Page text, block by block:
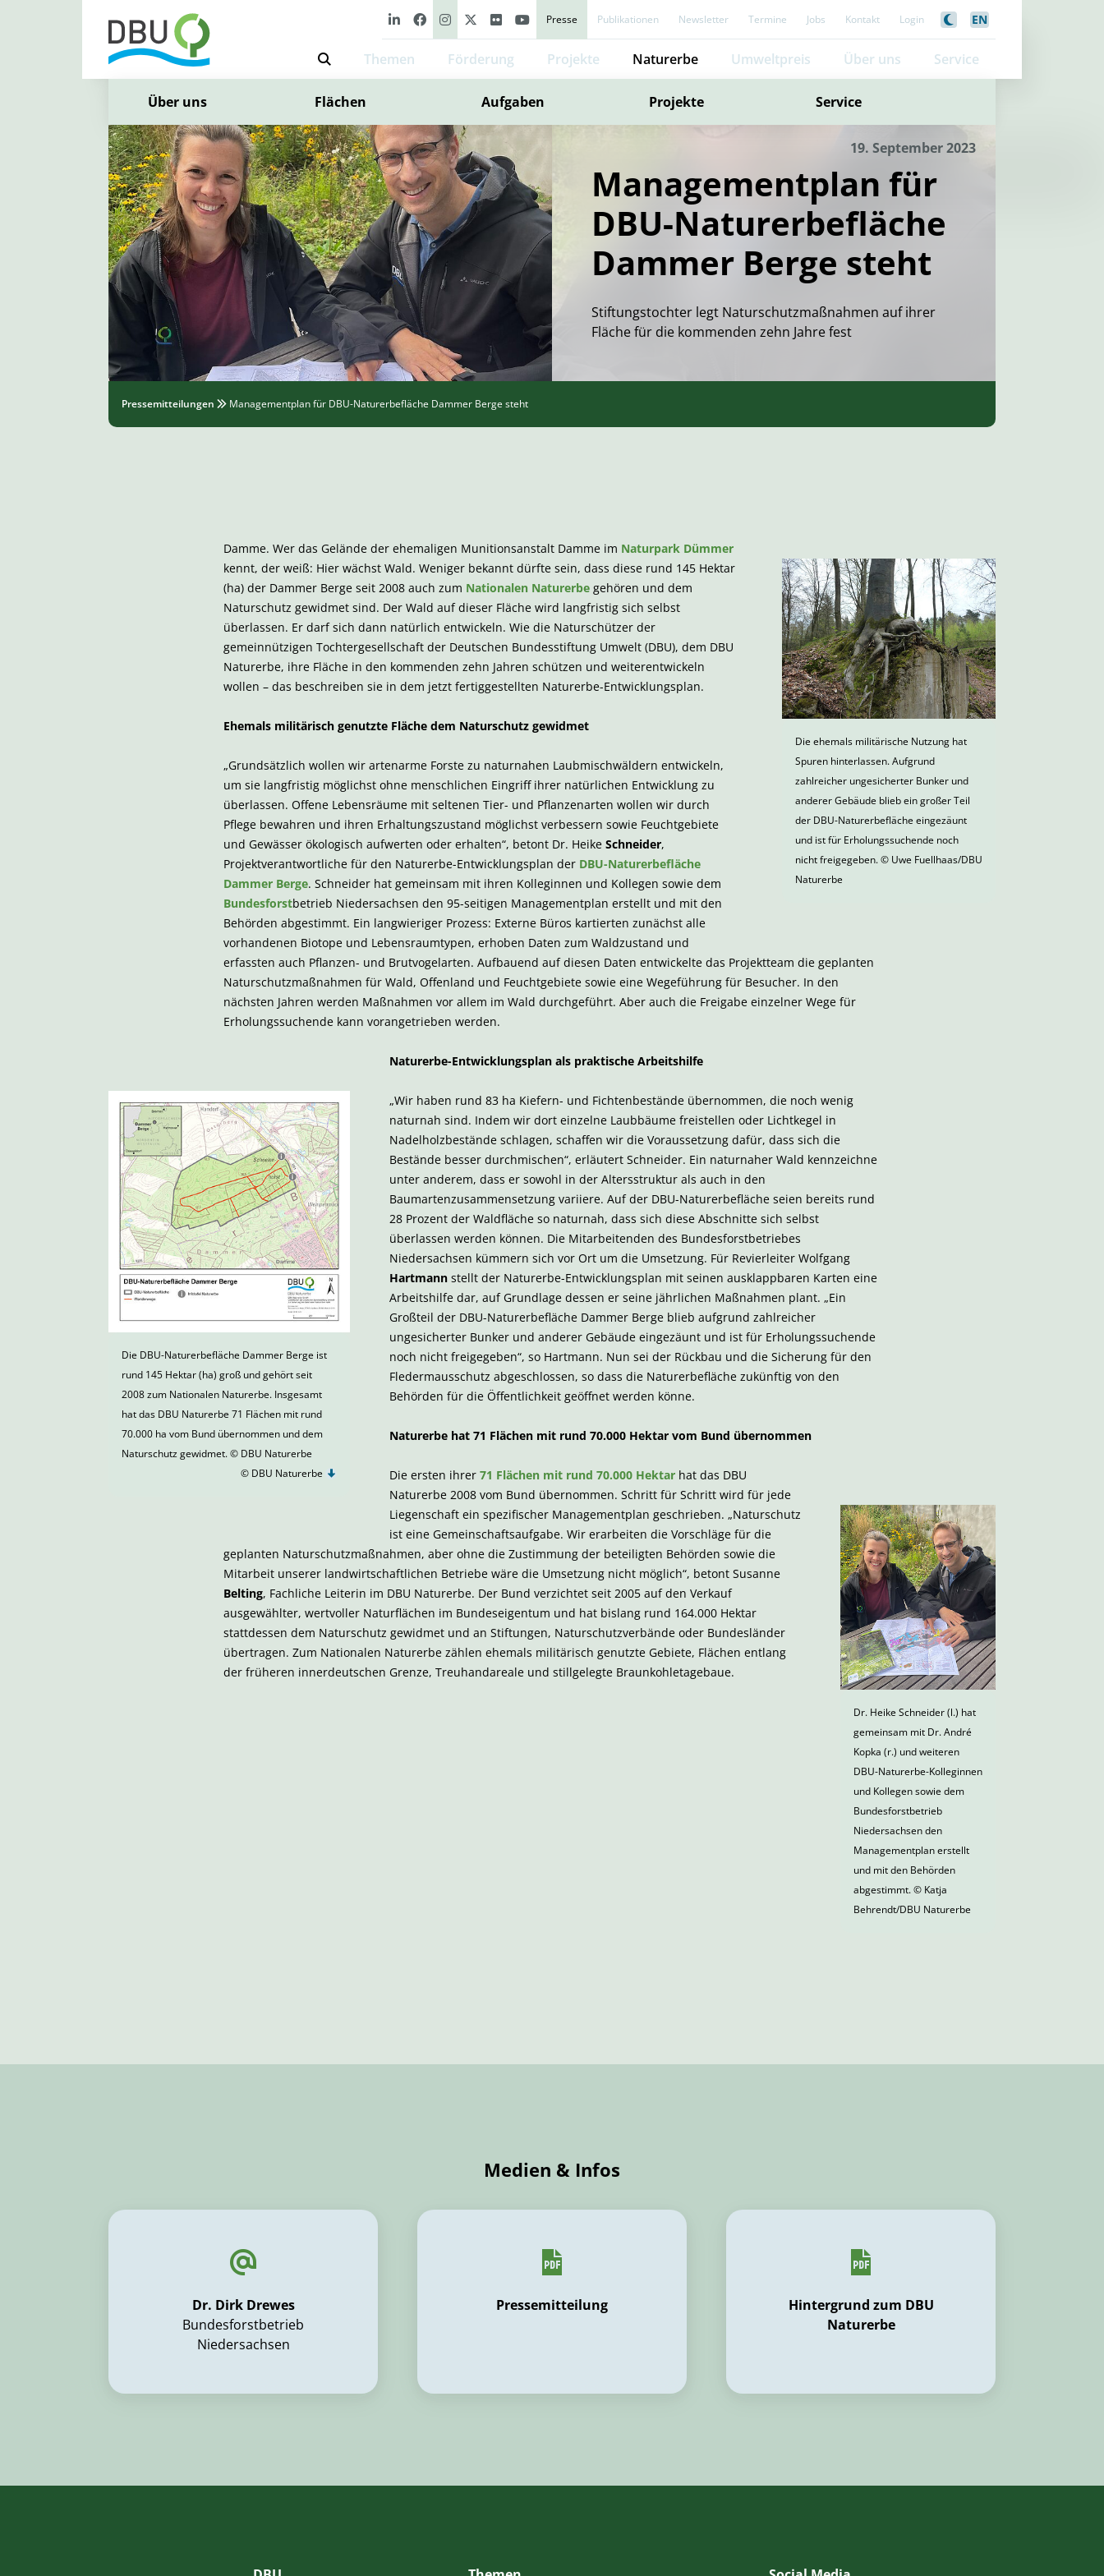
Presse Publikationen Newsletter Termine Jobs Kontakt Login EN
Themen Förderung Projekte Naturerbe
Über uns Flächen Aufgaben Projekte Service
Umweltpreis Über uns Service
19. September 2023
Managementplan für
DBU-Naturerbefläche
Dammer Berge steht
Stiftungstochter legt Naturschutzmaßnahmen auf ihrer
Fläche für die kommenden zehn Jahre fest
Pressemitteilungen Managementplan für DBU-Naturerbefläche Dammer Berge steht
Die ehemals militärische Nutzung hat
Spuren hinterlassen. Aufgrund
zahlreicher ungesicherter Bunker und
anderer Gebäude blieb ein großer Teil
der DBU-Naturerbefläche eingezäunt
und ist für Erholungssuchende noch
nicht freigegeben. © Uwe Fuellhaas/DBU
Naturerbe
Damme. Wer das Gelände der ehemaligen Munitionsanstalt Damme im Naturpark Dümmer
kennt, der weiß: Hier wächst Wald. Weniger bekannt dürfte sein, dass diese rund 145 Hektar
(ha) der Dammer Berge seit 2008 auch zum Nationalen Naturerbe gehören und dem
Naturschutz gewidmet sind. Der Wald auf dieser Fläche wird langfristig sich selbst
überlassen. Er darf sich dann natürlich entwickeln. Wie die Naturschützer der
gemeinnützigen Tochtergesellschaft der Deutschen Bundesstiftung Umwelt (DBU), dem DBU
Naturerbe, ihre Fläche in den kommenden zehn Jahren schützen und weiterentwickeln
wollen – das beschreiben sie in dem jetzt fertiggestellten Naturerbe-Entwicklungsplan.
Ehemals militärisch genutzte Fläche dem Naturschutz gewidmet
„Grundsätzlich wollen wir artenarme Forste zu naturnahen Laubmischwäldern entwickeln,
um sie langfristig möglichst ohne menschlichen Eingriff ihrer natürlichen Entwicklung zu
überlassen. Offene Lebensräume mit seltenen Tier- und Pflanzenarten wollen wir durch
Pflege bewahren und ihren Erhaltungszustand möglichst verbessern sowie Feuchtgebiete
und Gewässer ökologisch aufwerten oder erhalten“, betont Dr. Heike Schneider,
Projektverantwortliche für den Naturerbe-Entwicklungsplan der DBU-Naturerbefläche
Dammer Berge. Schneider hat gemeinsam mit ihren Kolleginnen und Kollegen sowie dem
Bundesforstbetrieb Niedersachsen den 95-seitigen Managementplan erstellt und mit den
Behörden abgestimmt. Ein langwieriger Prozess: Externe Büros kartierten zunächst alle
vorhandenen Biotope und Lebensraumtypen, erhoben Daten zum Waldzustand und
erfassten auch Pflanzen- und Brutvogelarten. Aufbauend auf diesen Daten entwickelte das Projektteam die geplanten
Naturschutzmaßnahmen für Wald, Offenland und Feuchtgebiete sowie eine Wegeführung für Besucher. In den
nächsten Jahren werden Maßnahmen vor allem im Wald durchgeführt. Aber auch die Freigabe einzelner Wege für
Erholungssuchende kann vorangetrieben werden.
Die DBU-Naturerbefläche Dammer Berge ist
rund 145 Hektar (ha) groß und gehört seit
2008 zum Nationalen Naturerbe. Insgesamt
hat das DBU Naturerbe 71 Flächen mit rund
70.000 ha vom Bund übernommen und dem
Naturschutz gewidmet. © DBU Naturerbe
© DBU Naturerbe
Naturerbe-Entwicklungsplan als praktische Arbeitshilfe
„Wir haben rund 83 ha Kiefern- und Fichtenbestände übernommen, die noch wenig
naturnah sind. Indem wir dort einzelne Laubbäume freistellen oder Lichtkegel in
Nadelholzbestände schlagen, schaffen wir die Voraussetzung dafür, dass sich die
Bestände besser durchmischen“, erläutert Schneider. Ein naturnaher Wald kennzeichne
unter anderem, dass er sowohl in der Altersstruktur als auch in den
Baumartenzusammensetzung variiere. Auf der DBU-Naturerbefläche seien bereits rund
28 Prozent der Waldfläche so naturnah, dass sich diese Abschnitte sich selbst
überlassen werden können. Die Mitarbeitenden des Bundesforstbetriebes
Niedersachsen kümmern sich vor Ort um die Umsetzung. Für Revierleiter Wolfgang
Hartmann stellt der Naturerbe-Entwicklungsplan mit seinen ausklappbaren Karten eine
Arbeitshilfe dar, auf Grundlage dessen er seine jährlichen Maßnahmen plant. „Ein
Großteil der DBU-Naturerbefläche Dammer Berge blieb aufgrund zahlreicher
ungesicherter Bunker und anderer Gebäude eingezäunt und ist für Erholungssuchende
noch nicht freigegeben“, so Hartmann. Nun sei der Rückbau und die Sicherung für den
Fledermausschutz abgeschlossen, so dass die Naturerbefläche zukünftig von den
Behörden für die Öffentlichkeit geöffnet werden könne.
Naturerbe hat 71 Flächen mit rund 70.000 Hektar vom Bund übernommen
Dr. Heike Schneider (l.) hat
gemeinsam mit Dr. André
Kopka (r.) und weiteren
DBU-Naturerbe-Kolleginnen
und Kollegen sowie dem
Bundesforstbetrieb
Niedersachsen den
Managementplan erstellt
und mit den Behörden
abgestimmt. © Katja
Behrendt/DBU Naturerbe
Die ersten ihrer 71 Flächen mit rund 70.000 Hektar hat das DBU
Naturerbe 2008 vom Bund übernommen. Schritt für Schritt wird für jede
Liegenschaft ein spezifischer Managementplan geschrieben. „Naturschutz
ist eine Gemeinschaftsaufgabe. Wir erarbeiten die Vorschläge für die
geplanten Naturschutzmaßnahmen, aber ohne die Zustimmung der beteiligten Behörden sowie die
Mitarbeit unserer landwirtschaftlichen Betriebe wäre die Umsetzung nicht möglich“, betont Susanne
Belting, Fachliche Leiterin im DBU Naturerbe. Der Bund verzichtet seit 2005 auf den Verkauf
ausgewählter, wertvoller Naturflächen im Bundeseigentum und hat bislang rund 164.000 Hektar
stattdessen dem Naturschutz gewidmet und an Stiftungen, Naturschutzverbände oder Bundesländer
übertragen. Zum Nationalen Naturerbe zählen ehemals militärisch genutzte Gebiete, Flächen entlang
der früheren innerdeutschen Grenze, Treuhandareale und stillgelegte Braunkohletagebaue.
Medien & Infos
Dr. Dirk Drewes
Bundesforstbetrieb
Niedersachsen
Pressemitteilung
Hintergrund zum DBU
Naturerbe